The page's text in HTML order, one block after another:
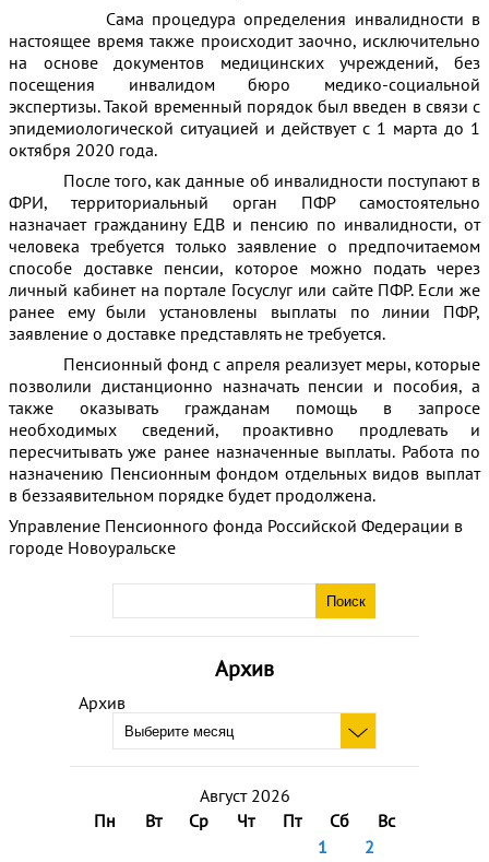
Архив
Архив
Август 2026
Пн
Вт Ср Чт Пт Сб
Вс
1
2
Сама процедура определения инвалидности в
настоящее время также происходит заочно, исключительно
на основе документов медицинских учреждений, без
посещения инвалидом бюро медико-социальной
экспертизы. Такой временный порядок был введен в связи с
эпидемиологической ситуацией и действует с 1 марта до 1
октября 2020 года.
После того, как данные об инвалидности поступают в
ФРИ, территориальный орган ПФР самостоятельно
назначает гражданину ЕДВ и пенсию по инвалидности, от
человека требуется только заявление о предпочитаемом
способе доставке пенсии, которое можно подать через
личный кабинет на портале Госуслуг или сайте ПФР. Если же
ранее ему были установлены выплаты по линии ПФР,
заявление о доставке представлять не требуется.
Пенсионный фонд с апреля реализует меры, которые
позволили дистанционно назначать пенсии и пособия, а
также оказывать гражданам помощь в запросе
необходимых сведений, проактивно продлевать и
пересчитывать уже ранее назначенные выплаты. Работа по
назначению Пенсионным фондом отдельных видов выплат
в беззаявительном порядке будет продолжена.
Управление Пенсионного фонда Российской Федерации в
городе Новоуральске